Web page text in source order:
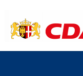
springen